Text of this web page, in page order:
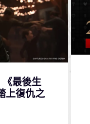
《最後生
上復仇之